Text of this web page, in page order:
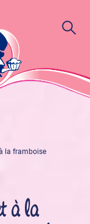
la framboise
à la